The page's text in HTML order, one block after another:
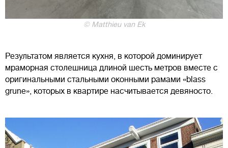
© Matthieu van Ek
Результатом является кухня, в которой доминирует
мраморная столешница длиной шесть метров вместе с
оригинальными стальными оконными рамами «blass
grune», которых в квартире насчитывается девяносто.